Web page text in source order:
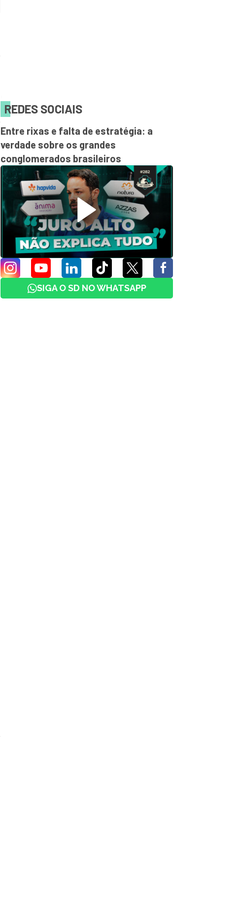
REDES SOCIAIS
Entre rixas e falta de estratégia: a
verdade sobre os grandes
conglomerados brasileiros
SIGA O SD NO WHATSAPP